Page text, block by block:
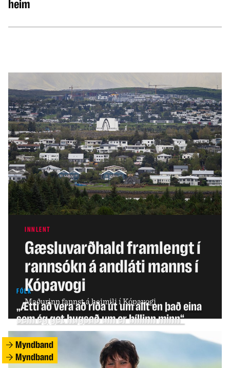
heim
INNLENT
Gæsluvarðhald framlengt í
rannsókn á andláti manns í
Kópavogi
Maðurinn fannst á heimili í Kópavogi
Myndband
FÓLK
„Ætti að vera að ríða út um allt en það eina
sem ég get hugsað um er bíllinn minn“
Myndband